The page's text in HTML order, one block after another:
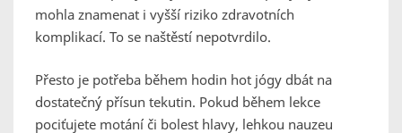
mohla znamenat i vyšší riziko zdravotních
komplikací. To se naštěstí nepotvrdilo.
Přesto je potřeba během hodin hot jógy dbát na
dostatečný přísun tekutin. Pokud během lekce
pociťujete motání či bolest hlavy, lehkou nauzeu